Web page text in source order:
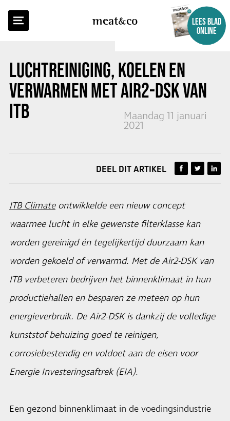
meatco
LEES BLAD
ONLINE
LUCHTREINIGING, KOELEN EN
VERWARMEN MET AIR2-DSK VAN
ITB
Maandag 11 januari
2021
TERUG NAAR OVERZICHT
DEEL DIT ARTIKEL
ITB Climateontwikkelde een nieuw concept
waarmee lucht in elke gewenste filterklasse kan
worden gereinigd én tegelijkertijd duurzaam kan
worden gekoeld of verwarmd. Met de Air2-DSK van
ITB verbeteren bedrijven het binnenklimaat in hun
productiehallen en besparen ze meteen op hun
energieverbruik. De Air2-DSK is dankzij de volledige
kunststof behuizing goed te reinigen,
corrosiebestendig en voldoet aan de eisen voor
Energie Investeringsaftrek (EIA).
Een gezond binnenklimaat in de voedingsindustrie